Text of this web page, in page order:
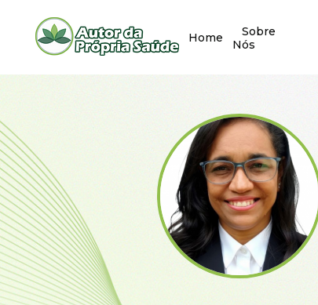
Home
Sobre
Nós